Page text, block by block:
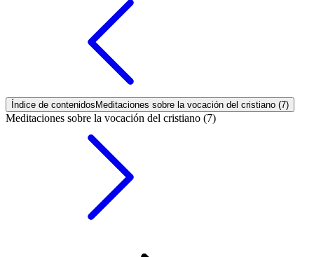
Índice de contenidos Meditaciones sobre la vocación del cristiano (7)
Meditaciones sobre la vocación del cristiano (7)